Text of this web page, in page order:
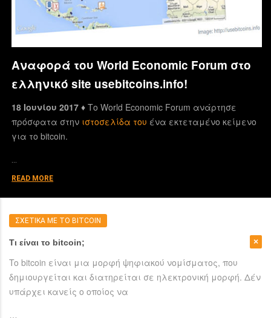
Αναφορά του World Economic Forum στο
ελληνικό site usebitcoins.info!
18 Ιουνίου 2017 ♦Το World Economic Forum ανάρτησε
πρόσφατα στην ιστοσελίδα του ένα εκτεταμένο κείμενο
για το bitcoin.
READ MORE
ΣΧΕΤΙΚΑ ΜΕ ΤΟ BITCOIN
Τι είναι το bitcoin;
To bitcoin είναι μια μορφή ψηφιακού νομίσματος, που
δημιουργείται και διατηρείται σε ηλεκτρονική μορφή. Δέν
υπάρχει κανείς ο οποίος να
…